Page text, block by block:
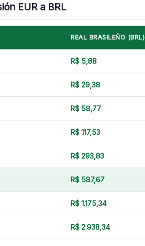
EUR a BRL
REAL BRASILEÑO (BRL)
R$ 5,88
R$ 29,38
R$ 58,77
R$ 117,53
R$ 293,83
R$ 587,67
R$ 1.175,34
R$ 2.938,34